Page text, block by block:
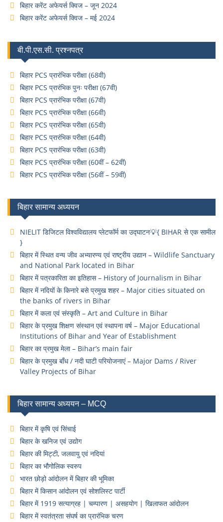
बिहार करेंट अफेयर्स क्विज – जून 2024
बिहार करेंट अफेयर्स क्विज – मई 2024
बी.पी.एस.सी. प्रश्नपत्र
बिहार PCS प्रारंभिक परीक्षा (68वी)
बिहार PCS प्रारंभिक पुनः परीक्षा (67वी)
बिहार PCS प्रारंभिक परीक्षा (67वी)
बिहार PCS प्रारंभिक परीक्षा (66वी)
बिहार PCS प्रारंभिक परीक्षा (65वी)
बिहार PCS प्रारंभिक परीक्षा (64वी)
बिहार PCS प्रारंभिक परीक्षा (63वी)
बिहार PCS प्रारंभिक परीक्षा (60वीं – 62वीं)
बिहार PCS प्रारंभिक परीक्षा (56वीं – 59वीं)
बिहार सामान्य अध्ययन
NIELIT डिजिटल विश्वविद्यालय प्लेटफॉर्म का उद्घाटन💡{ BIHAR से एक सामील
}
बिहार में स्थित वन्य जीव अभ्यारण्य एवं राष्ट्रीय उद्यान – Wildlife Sanctuary
and National Park located in Bihar
बिहार में पत्रकारिता का इतिहास – History of Journalism in Bihar
बिहार में नदियों के किनारे बसे प्रमुख शहर – Major cities situated on
the banks of rivers in Bihar
बिहार में कला एवं संस्कृति – Art and Culture in Bihar
बिहार के प्रमुख शिक्षण संस्थान एवं स्थापना वर्ष – Major Educational
Institutions of Bihar and Year of Establishment
बिहार का प्रमुख मेला – Bihar’s main fair
बिहार के प्रमुख बाँध / नदी घाटी परियोजनाएं – Major Dams / River
Valley Projects of Bihar
बिहार सामान्य अध्ययन – MCQ
बिहार में कृषि एवं सिंचाई
बिहार के खनिज एवं उद्योग
बिहार की मिट्टी, जलवायु एवं नदियां
बिहार का भौगोलिक स्वरुप
भारत छोड़ो आंदोलन में बिहार की भूमिका
बिहार में किसान आंदोलन एवं सोशलिस्ट पार्टी
बिहार में 1919 सत्याग्रह | चम्पारण | असहयोग | खिलाफत आंदोलन
बिहार में स्वतंत्रता संघर्ष का प्रारंभिक चरण